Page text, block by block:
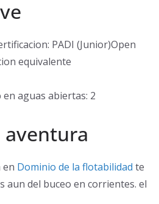
PADI (Junior)Open
equivalente
aguas abiertas: 2
en Dominio de la flotabilidad te
aun del buceo en corrientes. el